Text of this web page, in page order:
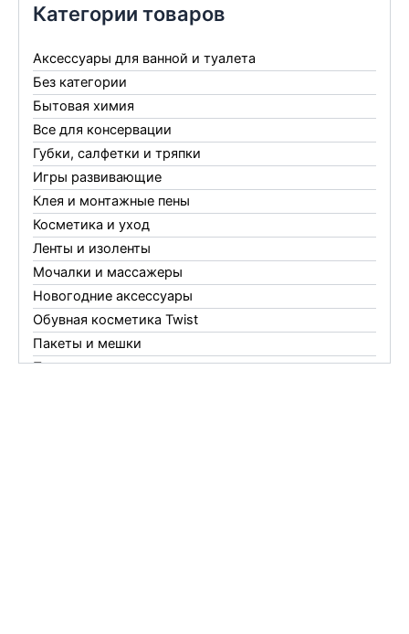
Категории товаров
Аксессуары для ванной и туалета
Без категории
Бытовая химия
Все для консервации
Губки, салфетки и тряпки
Игры развивающие
Клея и монтажные пены
Косметика и уход
Ленты и изоленты
Мочалки и массажеры
Новогодние аксессуары
Обувная косметика Twist
Пакеты и мешки
Перчатки